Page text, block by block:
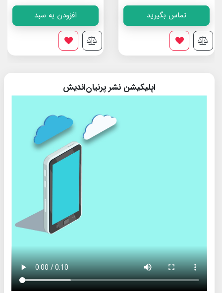
تماس بگیرید افزودن به سبد
اپلیکیشن نشر پرنیان‌اندیش